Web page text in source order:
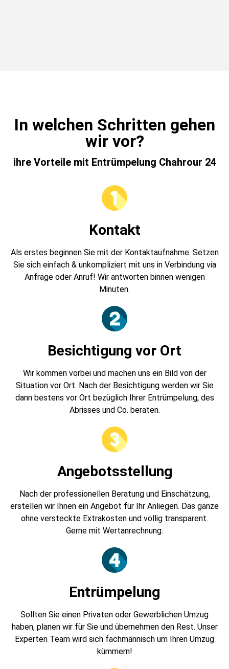
In welchen Schritten gehen
wir vor?
ihre Vorteile mit Entrümpelung Chahrour 24
Kontakt
Als erstes beginnen Sie mit der Kontaktaufnahme. Setzen
Sie sich einfach & unkompliziert mit uns in Verbindung via
Anfrage oder Anruf! Wir antworten binnen wenigen
Minuten.
Besichtigung vor Ort
Wir kommen vorbei und machen uns ein Bild von der
Situation vor Ort. Nach der Besichtigung werden wir Sie
dann bestens vor Ort bezüglich Ihrer Entrümpelung, des
Abrisses und Co. beraten.
Angebotsstellung
Nach der professionellen Beratung und Einschätzung,
erstellen wir Ihnen ein Angebot für Ihr Anliegen. Das ganze
ohne versteckte Extrakosten und völlig transparent.
Gerne mit Wertanrechnung.
Entrümpelung
Sollten Sie einen Privaten oder Gewerblichen Umzug
haben, planen wir für Sie und übernehmen den Rest. Unser
Experten Team wird sich fachmännisch um Ihren Umzug
kümmern!